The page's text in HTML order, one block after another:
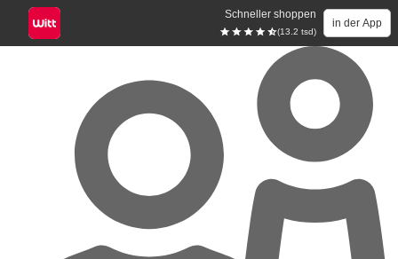
Schneller shoppen
(13.2 tsd)
in der App